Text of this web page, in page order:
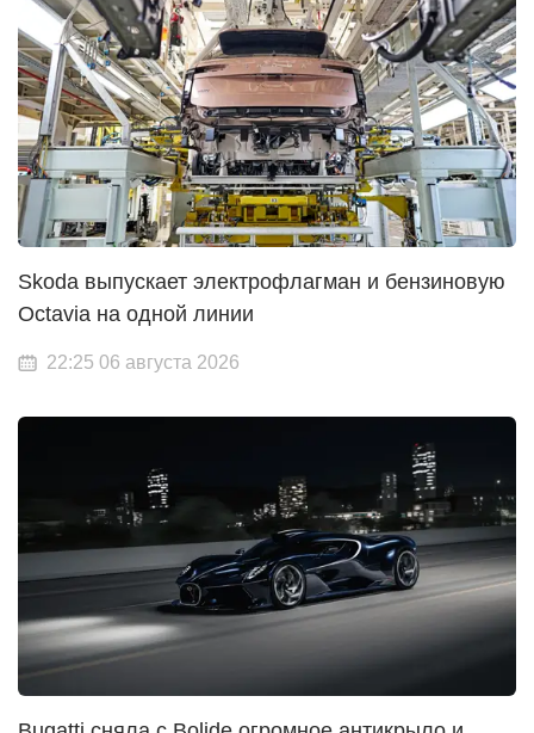
Skoda выпускает электрофлагман и бензиновую
Octavia на одной линии
22:25 06 августа 2026